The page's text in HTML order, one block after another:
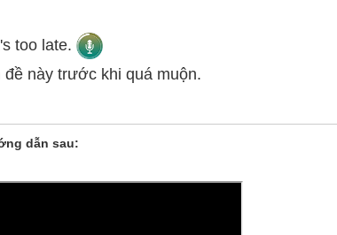
too late.
này trước khi quá muộn.
dẫn sau: